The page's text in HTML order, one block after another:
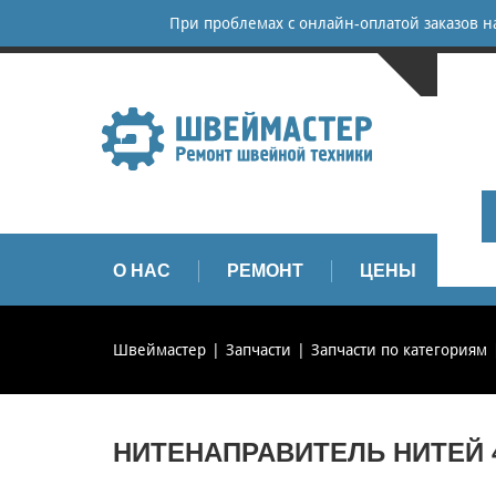
При проблемах с онлайн-оплатой заказов
О НАС РЕМОНТ ЦЕНЫ
Швеймастер Запчасти Запчасти по категориям
НИТЕНАПРАВИТЕЛЬ НИТЕЙ 4